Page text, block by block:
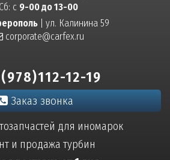
Сб: с 9-00 до 13-00
| ул. Калинина 59
corporate@carfex.ru
12-19
Заказ звонка
для иномарок
и продажа турбин